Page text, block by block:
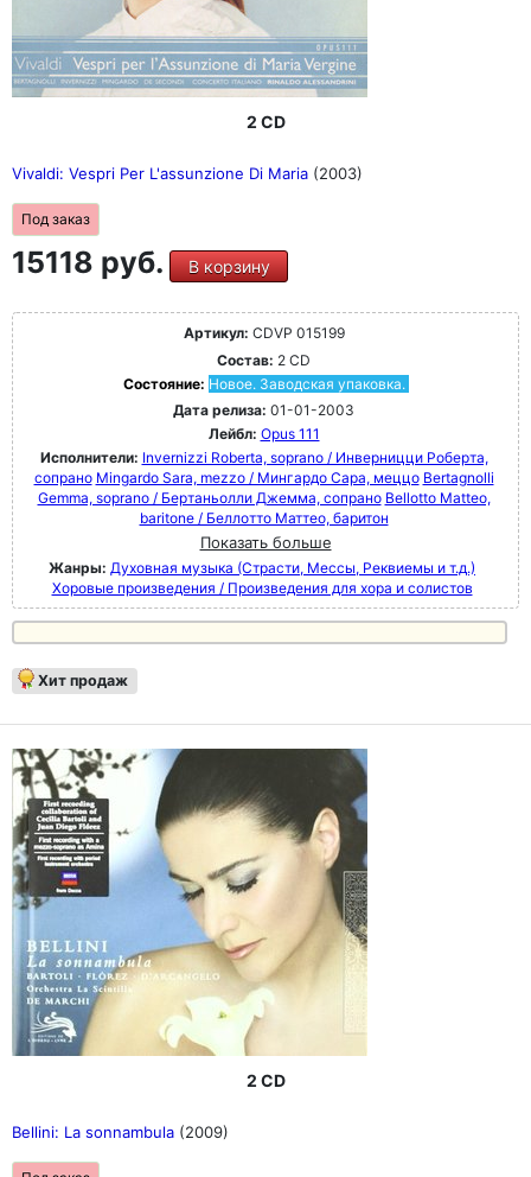
2 CD
Vivaldi: Vespri Per L'assunzione Di Maria (2003)
Под заказ
15118 руб. В корзину
Артикул: CDVP 015199
Состав: 2 CD
Состояние: Новое. Заводская упаковка.
Дата релиза: 01-01-2003
Лейбл: Opus 111
Исполнители: Invernizzi Roberta, soprano / Инверницци Роберта,
сопрано Mingardo Sara, mezzo / Мингардо Сара, меццо Bertagnolli
Gemma, soprano / Бертаньолли Джемма, сопрано Bellotto Matteo,
baritone / Беллотто Маттео, баритон
Показать больше
Жанры: Духовная музыка (Страсти, Мессы, Реквиемы и т.д.)
Хоровые произведения / Произведения для хора и солистов
Хит продаж
2 CD
Bellini: La sonnambula (2009)